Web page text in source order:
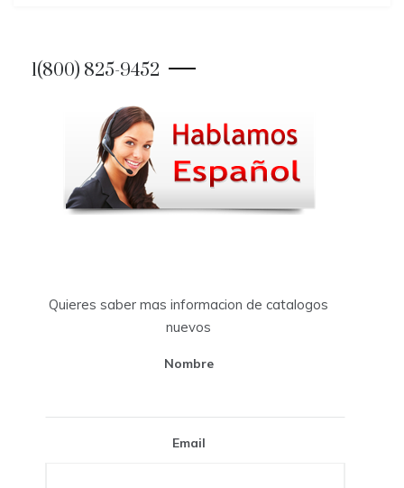
1(800) 825-9452
Quieres saber mas informacion de catalogos
nuevos
Nombre
Email